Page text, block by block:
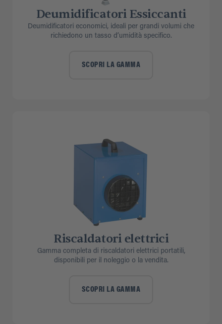
Deumidificatori Essiccanti
Deumidificatori economici, ideali per grandi volumi che
richiedono un tasso d’umidità specifico.
SCOPRI LA GAMMA
Riscaldatori elettrici
Gamma completa di riscaldatori elettrici portatili,
disponibili per il noleggio o la vendita.
SCOPRI LA GAMMA